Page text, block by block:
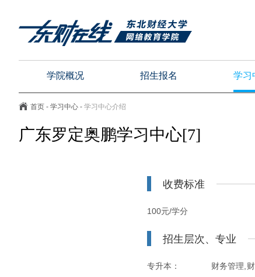
学院概况 招生报名 学习
首页 - 学习中心 - 学习中心介绍
广东罗定奥鹏学习中心[7]
收费标准
100元/学分
招生层次、专业
专升本：
财务管理,